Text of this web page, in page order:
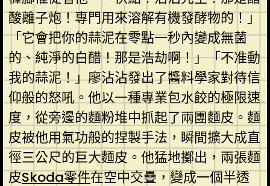
酸離子炮！專門用來溶解有機發酵物的！」
「它會把你的蒜泥在零點一秒內變成無菌
的、純淨的白醋！那是浩劫啊！」「不准動
我的蒜泥！」廖沾沾發出了醬料學家對待信
仰般的怒吼。他以一種專業包水餃的極限速
度，從旁邊的麵粉堆中抓起了兩團麵皮。麵
皮被他用氣功般的捏製手法，瞬間擴大成直
徑三公尺的巨大麵皮。他猛地擲出，兩張麵
皮Skoda零件在空中交疊，變成一個半透